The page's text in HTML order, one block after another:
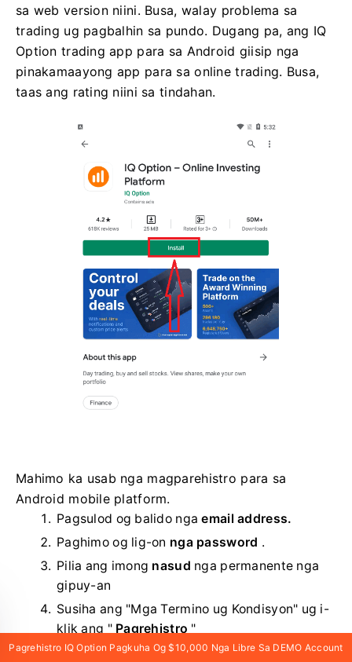
sa web version niini. Busa, walay problema sa
trading ug pagbalhin sa pundo. Dugang pa, ang IQ
Option trading app para sa Android giisip nga
pinakamaayong app para sa online trading. Busa,
taas ang rating niini sa tindahan.
Mahimo ka usab nga magparehistro para sa
Android mobile platform.
Pagsulod og balido ngaemail address.
Paghimo og lig-on nga password .
Pilia ang imong nasud nga permanente nga
gipuy-an
Susiha ang "Mga Termino ug Kondisyon" ug i-
klik ang " Pagrehistro "
Pagrehistro IQ Option Pagkuha Og $10,000 Nga Libre Sa DEMO Account